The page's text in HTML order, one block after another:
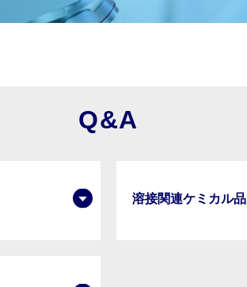
Q&A
溶接関連ケミカル品